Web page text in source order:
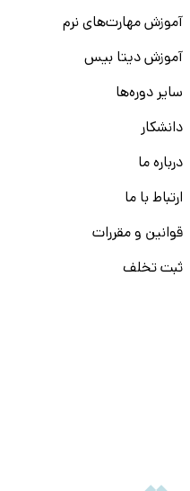
آموزش مهارت‌های نرم
آموزش دیتا بیس
سایر دوره‌ها
دانشکار
درباره ما
ارتباط با ما
قوانین و مقررات
ثبت تخلف